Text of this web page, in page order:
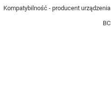
Kompatybilność - producent urządzenia
BC